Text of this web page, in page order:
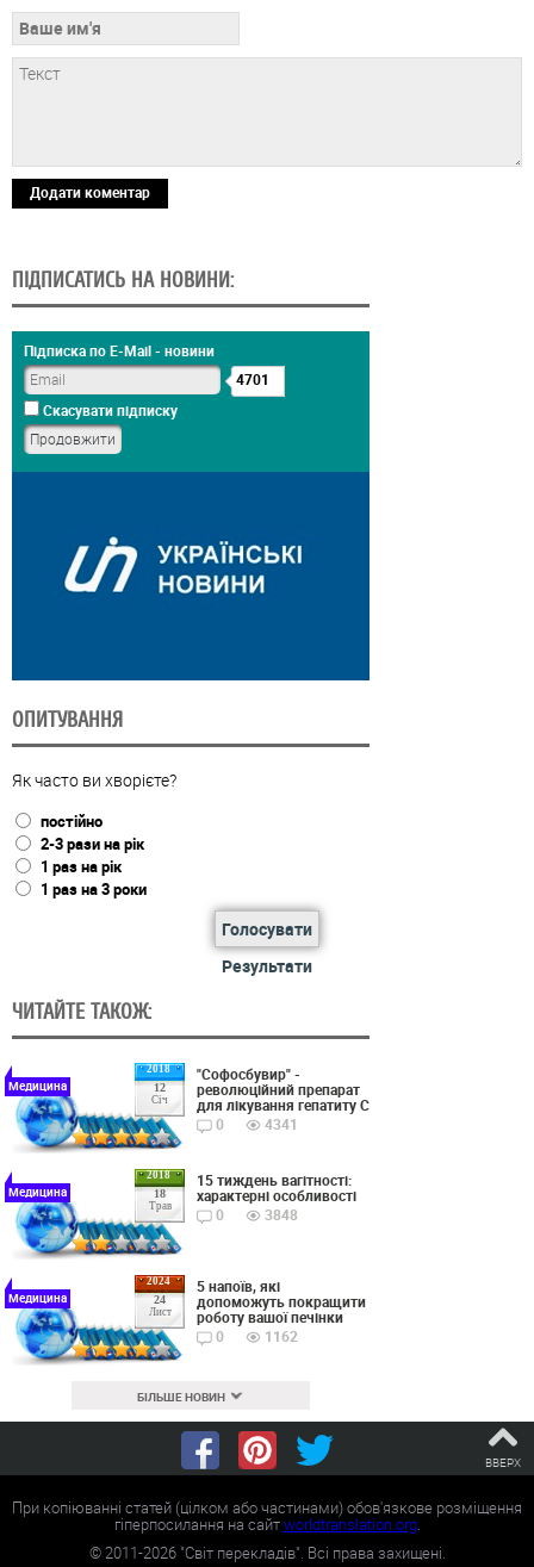
Додати коментар
ПІДПИСАТИСЬ НА НОВИНИ:
Підписка по E-Mail - новини
4701
Скасувати підписку
ОПИТУВАННЯ
Як часто ви хворієте?
постійно
2-3 рази на рік
1 раз на рік
1 раз на 3 роки
Голосувати
Результати
ЧИТАЙТЕ ТАКОЖ:
2018
12
Січ
Медицина
"Софосбувир" -
революційний препарат
для лікування гепатиту С
0
4341
2018
18
Трав
Медицина
15 тиждень вагітності:
характерні особливості
0
3848
2024
24
Лист
Медицина
5 напоїв, які
допоможуть покращити
роботу вашої печінки
0
1162
БІЛЬШЕ НОВИН
ВВЕРХ
При копіюванні статей (цілком або частинами) обов'язкове розміщення
гіперпосилання на сайтworldtranslation.org.
©2011-2026"Світ перекладів". Всі права захищені.